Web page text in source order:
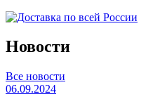
Новости
Все новости
06.09.2024